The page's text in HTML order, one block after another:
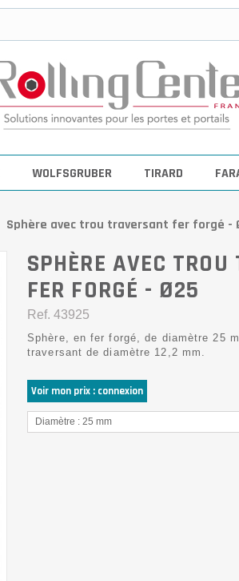
WOLFSGRUBER TIRARD
Sphère avec trou traversant fer forgé -
SPHÈRE AVEC
FER FORGÉ - Ø25
Ref. 43925
Sphère, en fer forgé, de diamètre 25
traversant de diamètre 12,2 mm.
Voir mon prix : connexion
Diamètre : 25 mm